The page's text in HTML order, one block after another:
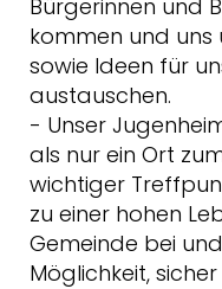
Bürgerinnen und
kommen und uns
sowie Ideen für
austauschen.
- Unser
als nur ein Ort
wichtiger
zu einer hohen
Gemeinde bei
Möglichkeit,